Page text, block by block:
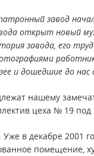
завод
открыт новый
завода, его
и дошедшие до нас
нашему
цеха № 19
в декабре 2001
помещение,